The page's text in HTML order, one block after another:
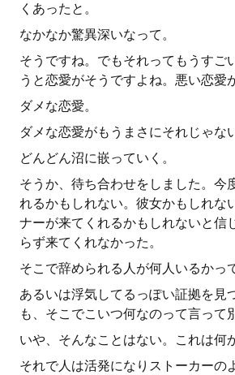
くあったと。
なかなか驚異深いなって。
そうですね。でもそれってもうすご
うと恋愛がそうですよね。悪い恋愛
ダメな恋愛。
ダメな恋愛がもうまさにそれじゃな
どんどん沼に嵌っていく。
そうか、待ち合わせをしました。今
れるかもしれない。彼女かもしれな
ナーが来てくれるかもしれないと信
らず来てくれなかった。
そこで辞められる人が何人いるかっ
あるいは浮気してるっぽい証拠を見
も、そこでこいつ何なのって言って
いや、そんなことはない。これは何
それで人は活発になりストーカーの